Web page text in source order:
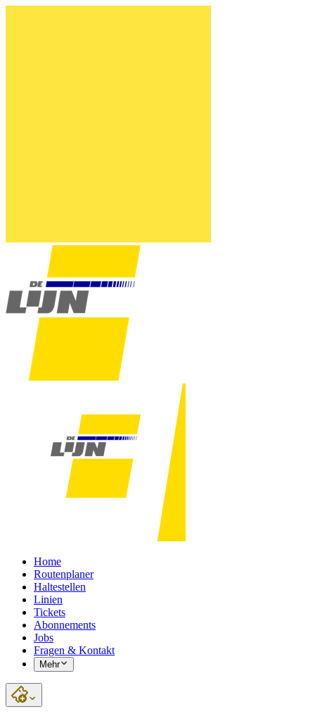
Home
Routenplaner
Haltestellen
Linien
Tickets
Abonnements
Jobs
Fragen & Kontakt
Mehr